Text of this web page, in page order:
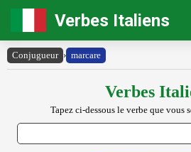
Verbes Italiens
Conjugueur › marcare
Verbes
Tapez ci-dessous le verbe que vous